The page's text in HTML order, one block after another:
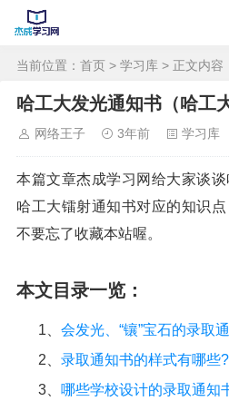
当前位置： 首页 > 学习库 > 正文内容
哈工大发光通知书（哈工
网络王子 3年前 学习库
本篇文章杰成学习网给大家谈
哈工大镭射通知书对应的知识
不要忘了收藏本站喔。
本文目录一览：
1、 会发光、“镶”宝石的录取
2、 录取通知书的样式有哪些?
3、 哪些学校设计的录取通知